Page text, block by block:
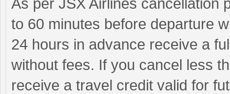
As per JSX Airlines cancellation
to 60 minutes before departure
24 hours in advance receive a
without fees. If you cancel less
receive a travel credit valid for